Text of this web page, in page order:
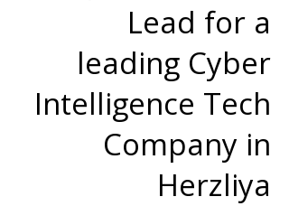
Lead for a
leading Cyber
Intelligence Tech
Company in
Herzliya